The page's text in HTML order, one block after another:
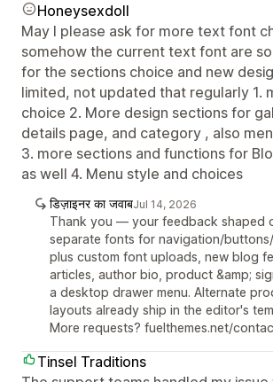
Honeysexdoll
May I please ask for more text font
somehow the current text font are
for the sections choice and new
limited, not updated that regularly 1.
choice 2. More design sections for
details page, and category , also
3. more sections and functions for
as well 4. Menu style and choices
डिज़ाइनर का जवाबJul 14, 2026
Thank you — your feedback shaped
separate fonts for navigation/
plus custom font uploads, new blog
articles, author bio, product &amp;
a desktop drawer menu. Alternate
layouts already ship in the editor's
More requests? fuelthemes.net/
Tinsel Traditions